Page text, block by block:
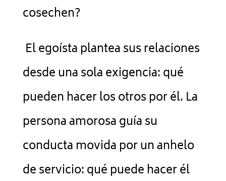
cosechen?
El egoísta plantea sus relaciones
desde una sola exigencia: qué
pueden hacer los otros por él. La
persona amorosa guía su
conducta movida por un anhelo
de servicio: qué puede hacer él